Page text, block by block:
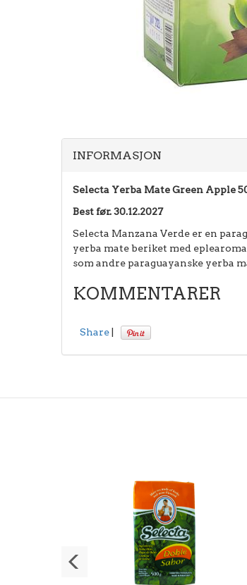
INFORMASJON
Selecta Yerba Mate Green Apple
Best før. 30.12.2027
Selecta Manzana Verde er en
yerba mate beriket med
som andre paraguayanske yerba
KOMMENTARER
Share